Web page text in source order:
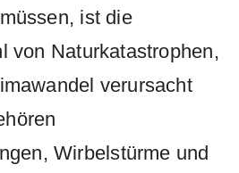
ist die
von Naturkatastrophen,
verursacht
Wirbelstürme und